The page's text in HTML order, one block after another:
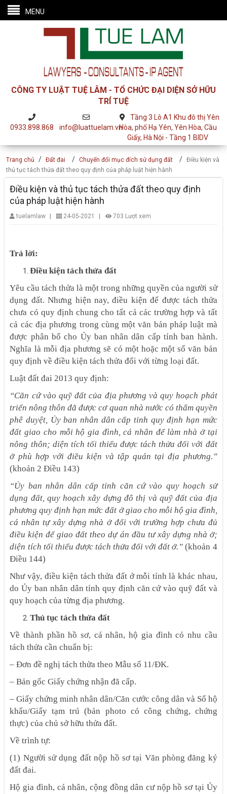
MENU
CÔNG TY LUẬT TUỆ LÂM - TỔ CHỨC ĐẠI DIỆN SỞ HỮU
TRÍ TUỆ
0933.898.868 info@luattuelam.vn
Tầng 3 Lô A1 Khu đô thị Yên
Hòa, phố Hạ Yên, Yên Hòa, Cầu
Giấy, Hà Nội - Tầng 1 BIDV
Trang chủ / Đất đai / Chuyển đổi mục đích sử dụng đất /
Điều kiện và
thủ tục tách thửa đất theo quy định của pháp luật hiện hành
Điều kiện và thủ tục tách thửa đất theo quy định
của pháp luật hiện hành
tuelamlaw | 24-05-2021 | 703 Lượt xem
Trả lời:
Điều kiện tách thửa đất
Yêu cầu tách thửa là một trong những quyền của người sử
dụng đất. Nhưng hiện nay, điều kiện để được tách thửa
chưa có quy định chung cho tất cả các trường hợp và tất
cả các địa phương trong cùng một văn bản pháp luật mà
được phân bổ cho Ủy ban nhân dân cấp tỉnh ban hành.
Nghĩa là mỗi địa phương sẽ có một hoặc một số văn bản
quy định về điều kiện tách thửa đối với từng loại đất.
Luật đất đai 2013 quy định:
“Căn cứ vào quỹ đất của địa phương và quy hoạch phát
triển nông thôn đã được cơ quan nhà nước có thẩm quyền
phê duyệt, Ủy ban nhân dân cấp tỉnh quy định hạn mức
đất giao cho mỗi hộ gia đình, cá nhân để làm nhà ở tại
nông thôn; diện tích tối thiểu được tách thửa đối với đất
ở phù hợp với điều kiện và tập quán tại địa phương.”
(khoản 2 Điều 143)
“Ủy ban nhân dân cấp tỉnh căn cứ vào quy hoạch sử
dụng đất, quy hoạch xây dựng đô thị và quỹ đất của địa
phương quy định hạn mức đất ở giao cho mỗi hộ gia đình,
cá nhân tự xây dựng nhà ở đối với trường hợp chưa đủ
điều kiện để giao đất theo dự án đầu tư xây dựng nhà ở;
diện tích tối thiểu được tách thửa đối với đất ở.” (khoản 4
Điều 144)
Như vậy, điều kiện tách thửa đất ở mỗi tỉnh là khác nhau,
do Ủy ban nhân dân tỉnh quy định căn cứ vào quỹ đất và
quy hoạch của từng địa phương.
Thủ tục tách thửa đất
Về thành phần hồ sơ, cá nhân, hộ gia đình có nhu cầu
tách thửa cần chuẩn bị:
– Đơn đề nghị tách thửa theo Mẫu số 11/ĐK.
– Bản gốc Giấy chứng nhận đã cấp.
– Giấy chứng minh nhân dân/Căn cước công dân và Sổ hộ
khẩu/Giấy tạm trú (bản photo có công chứng, chứng
thực) của chủ sở hữu thửa đất.
Về trình tự:
(1) Người sử dụng đất nộp hồ sơ tại Văn phòng đăng ký
đất đai.
Hộ gia đình, cá nhân, cộng đồng dân cư nộp hồ sơ tại Ủy